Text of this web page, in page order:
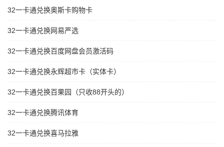
32一卡通兑换奥斯卡购物卡
32一卡通兑换网易严选
32一卡通兑换百度网盘会员激活码
32一卡通兑换永辉超市卡（实体卡）
32一卡通兑换百果园（只收88开头的）
32一卡通兑换腾讯体育
32一卡通兑换喜马拉雅